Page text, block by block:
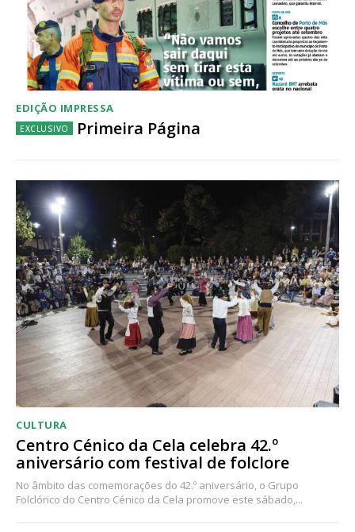
Escolha o plano
EDIÇÃO IMPRESSA
Primeira Página
CULTURA
Centro Cénico da Cela celebra 42.º
aniversário com festival de folclore
No âmbito das comemorações do 42.º aniversário, o Grupo
Folclórico do Centro Cénico da Cela promove este sábado,...